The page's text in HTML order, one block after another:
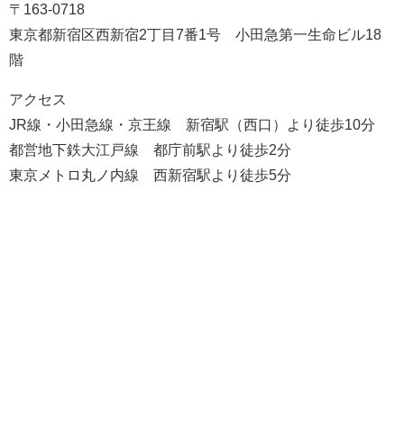
〒163-0718
東京都新宿区西新宿2丁目7番1号 小田急第一生命ビル18
階
アクセス
JR線・小田急線・京王線 新宿駅（西口）より徒歩10分
都営地下鉄大江戸線 都庁前駅より徒歩2分
東京メトロ丸ノ内線 西新宿駅より徒歩5分